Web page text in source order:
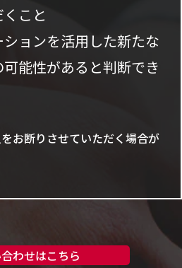
こと
ョンを活用した新たな
能性があると判断でき
お断りさせていただく場合が
わせはこちら